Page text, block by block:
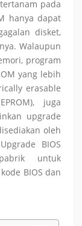
pada
hanya dapat
disket,
Walaupun
program
yang lebih
erasable
juga
upgrade
oleh
BIOS
untuk
BIOS dan